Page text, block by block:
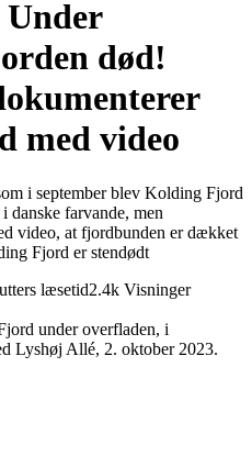
død!
med video
i september blev Kolding Fjord
danske farvande, men
video, at fjordbunden er dækket
Fjord er stendødt
læsetid2.4k Visninger
under overfladen, i
Lyshøj Allé, 2. oktober 2023.